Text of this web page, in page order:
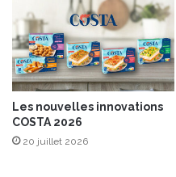
d
u
3
1
j
a
n
v
Les nouvelles innovations
COSTA 2026
20 juillet 2026